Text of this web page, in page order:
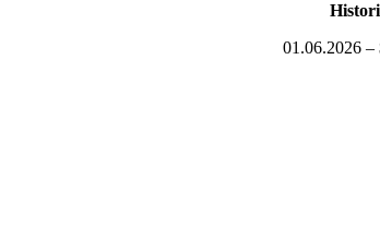
01.06.2026 –